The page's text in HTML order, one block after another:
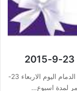
عروض اللولو الدمام اليوم الاربعاء عروض اللولو الدمام اليوم الاربعاء 23-